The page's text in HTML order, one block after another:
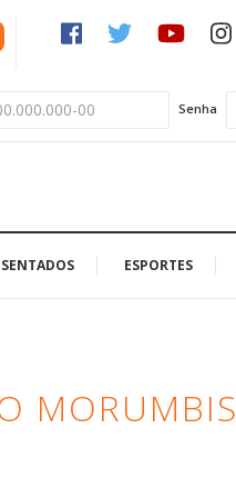
Senha
ESPORTES
MORUMBIS